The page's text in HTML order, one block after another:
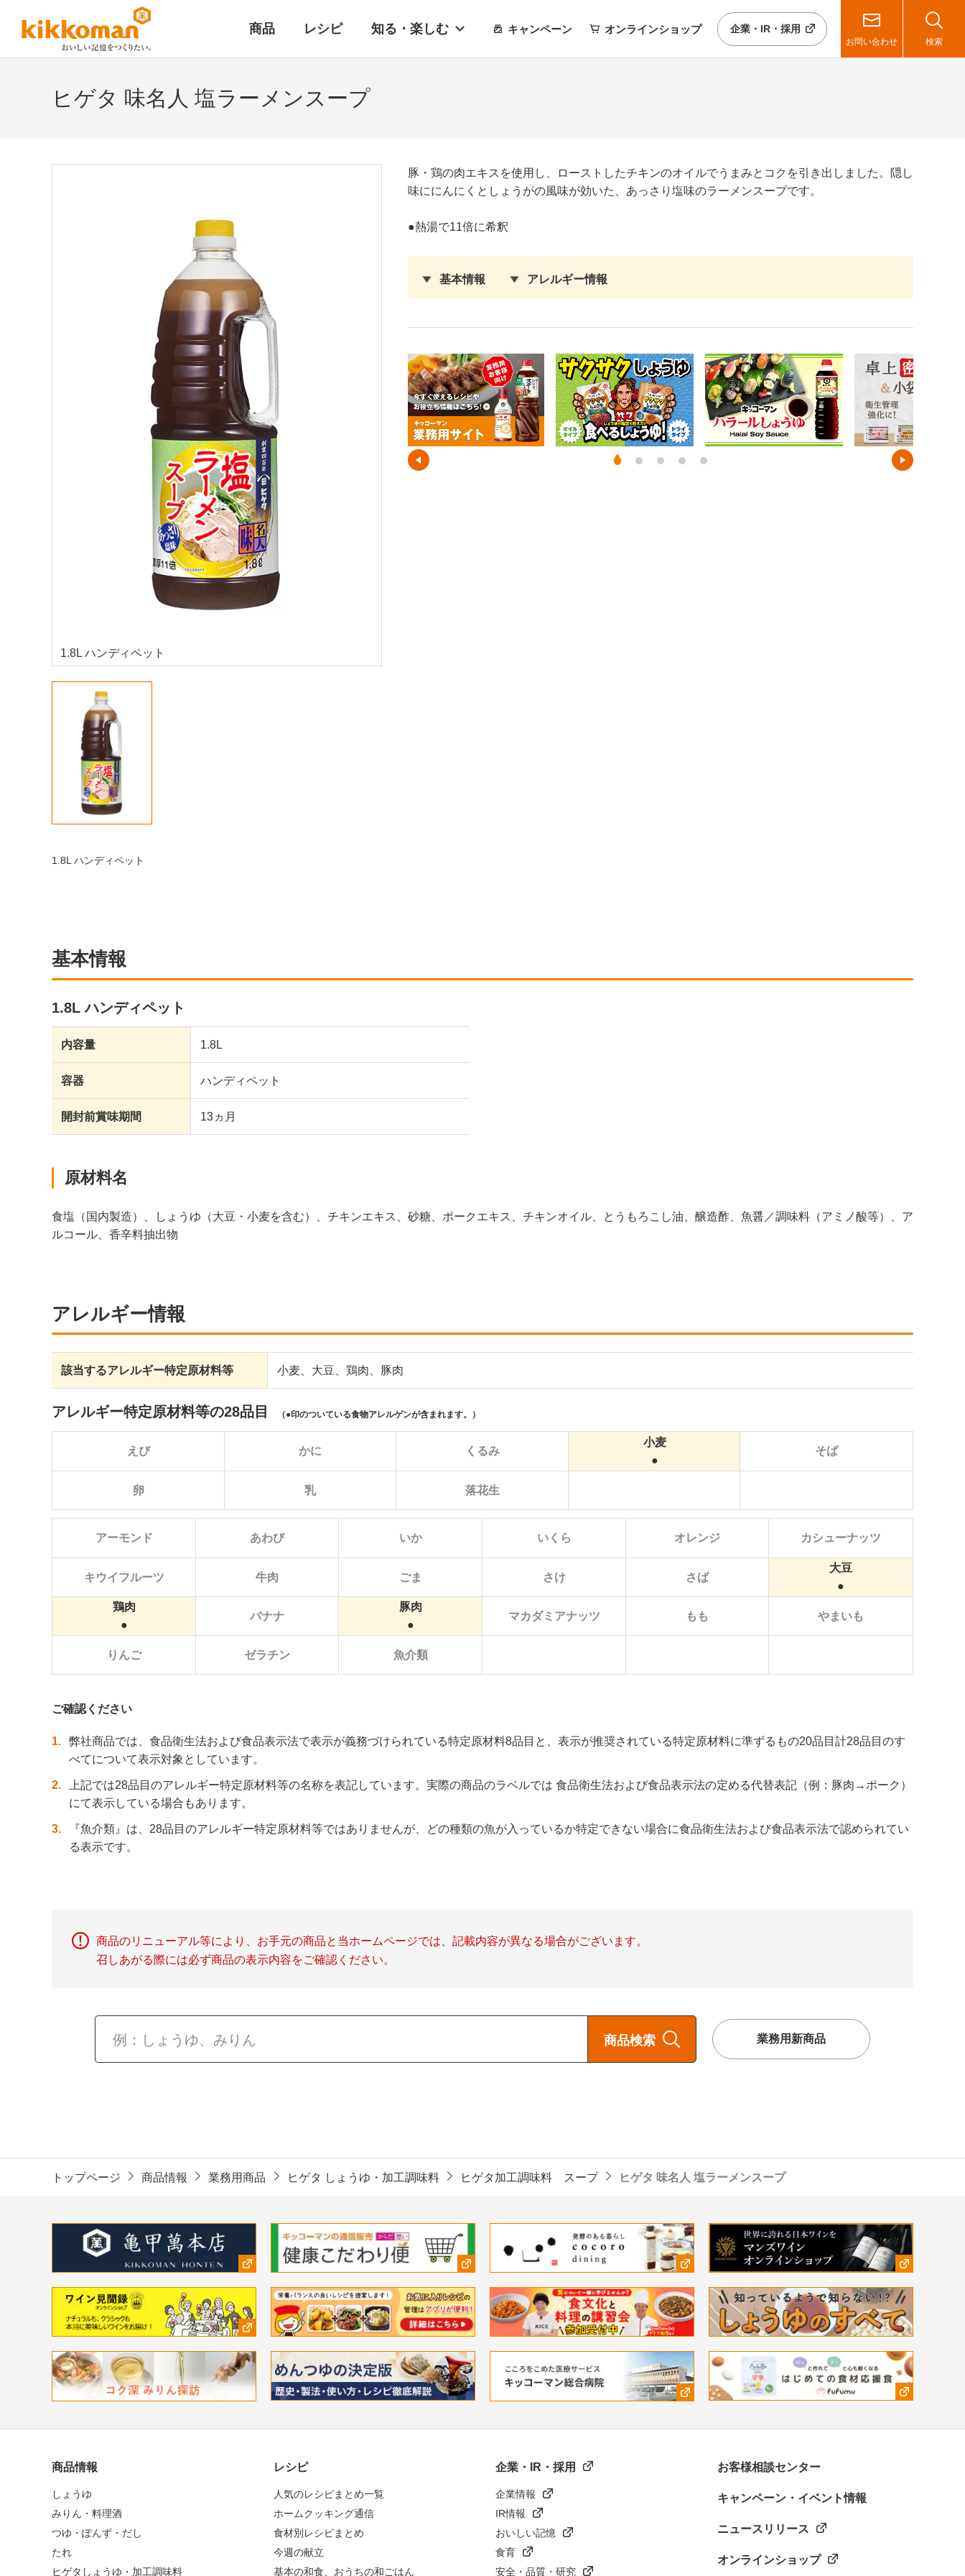
商品 レシピ 知る・楽しむ キャンペーン オンラインショップ 企業・IR・採用
お問い合わせ 検索
ヒゲタ 味名人 塩ラーメンスープ
1.8L ハンディペット
1.8L ハンディペット
豚・鶏の肉エキスを使用し、ローストしたチキンのオイルでうまみとコクを引き出しました。隠し
味ににんにくとしょうがの風味が効いた、あっさり塩味のラーメンスープです。
●熱湯で11倍に希釈
基本情報 アレルギー情報
基本情報
1.8L ハンディペット
内容量 1.8L
容器 ハンディペット
開封前賞味期間 13ヵ月
原材料名
食塩（国内製造）、しょうゆ（大豆・小麦を含む）、チキンエキス、砂糖、ポークエキス、チキンオイル、とうもろこし油、醸造酢、魚醤／調味料（アミノ酸等）、ア
ルコール、香辛料抽出物
アレルギー情報
該当するアレルギー特定原材料等 小麦、大豆、鶏肉、豚肉
アレルギー特定原材料等の28品目 （ 印のついている食物アレルゲンが含まれます。）
えび かに くるみ
小麦
まる
そば
卵 乳 落花生
アーモンド あわび いか いくら オレンジ カシューナッツ
キウイフルーツ 牛肉 ごま さけ さば
大豆
鶏肉
バナナ
豚肉
マカダミアナッツ もも やまいも
りんご ゼラチン 魚介類
ご確認ください
1
弊社商品では、食品衛生法および食品表示法で表示が義務づけられている特定原材料8品目と、表示が推奨されている特定原材料に準ずるもの20品目計28品目のす
べてについて表示対象としています。
2
上記では28品目のアレルギー特定原材料等の名称を表記しています。実際の商品のラベルでは 食品衛生法および食品表示法の定める代替表記（例：豚肉→ポーク）
にて表示している場合もあります。
3
『魚介類』は、28品目のアレルギー特定原材料等ではありませんが、どの種類の魚が入っているか特定できない場合に食品衛生法および食品表示法で認められてい
る表示です。
商品のリニューアル等により、お手元の商品と当ホームページでは、記載内容が異なる場合がございます。
召しあがる際には必ず商品の表示内容をご確認ください。
商品検索 業務用新商品
トップページ 商品情報 業務用商品 ヒゲタ しょうゆ・加工調味料 ヒゲタ加工調味料 スープ ヒゲタ 味名人 塩ラーメンスープ
商品情報
しょうゆ
みりん・料理酒
つゆ・ぽんず・だし
たれ
ヒゲタしょうゆ・加工調味料
レシピ
人気のレシピまとめ一覧
ホームクッキング通信
食材別レシピまとめ
今週の献立
基本の和食、おうちの和ごはん
企業・IR・採用
企業情報
IR情報
おいしい記憶
食育
安全・品質・研究
お客様相談センター
キャンペーン・イベント情報
ニュースリリース
オンラインショップ